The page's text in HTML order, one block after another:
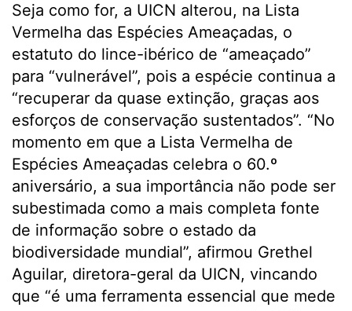
Seja como for, a UICN alterou, na Lista
Vermelha das Espécies Ameaçadas, o
estatuto do lince-ibérico de “ameaçado”
para “vulnerável”, pois a espécie continua a
“recuperar da quase extinção, graças aos
esforços de conservação sustentados”. “No
momento em que a Lista Vermelha de
Espécies Ameaçadas celebra o 60.º
aniversário, a sua importância não pode ser
subestimada como a mais completa fonte
de informação sobre o estado da
biodiversidade mundial”, afirmou Grethel
Aguilar, diretora-geral da UICN, vincando
que “é uma ferramenta essencial que mede